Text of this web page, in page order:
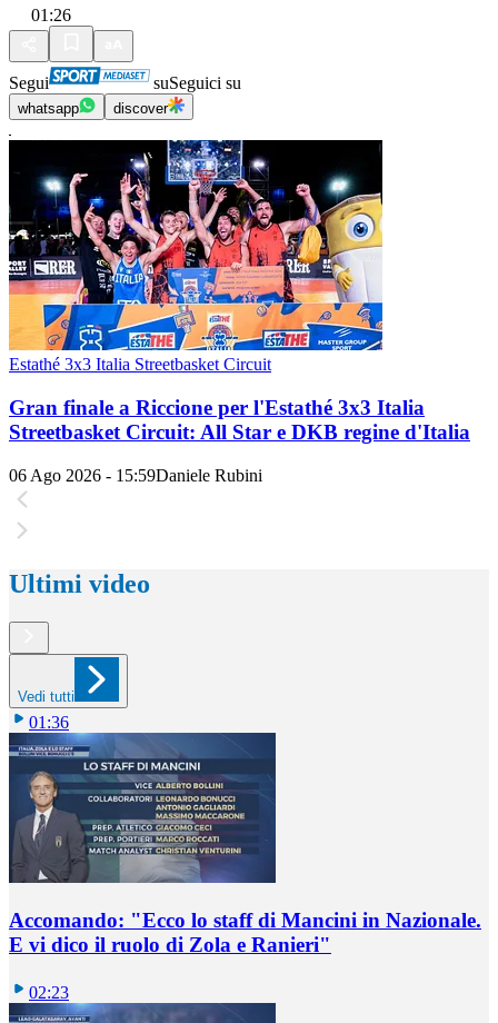
01:26
Segui suSeguici su
whatsapp discover
Estathé 3x3 Italia Streetbasket Circuit
Gran finale a Riccione per l'Estathé 3x3 Italia
Streetbasket Circuit: All Star e DKB regine d'Italia
06 Ago 2026 - 15:59Daniele Rubini
Ultimi video
Vedi tutti
01:36
Accomando: "Ecco lo staff di Mancini in Nazionale.
E vi dico il ruolo di Zola e Ranieri"
02:23